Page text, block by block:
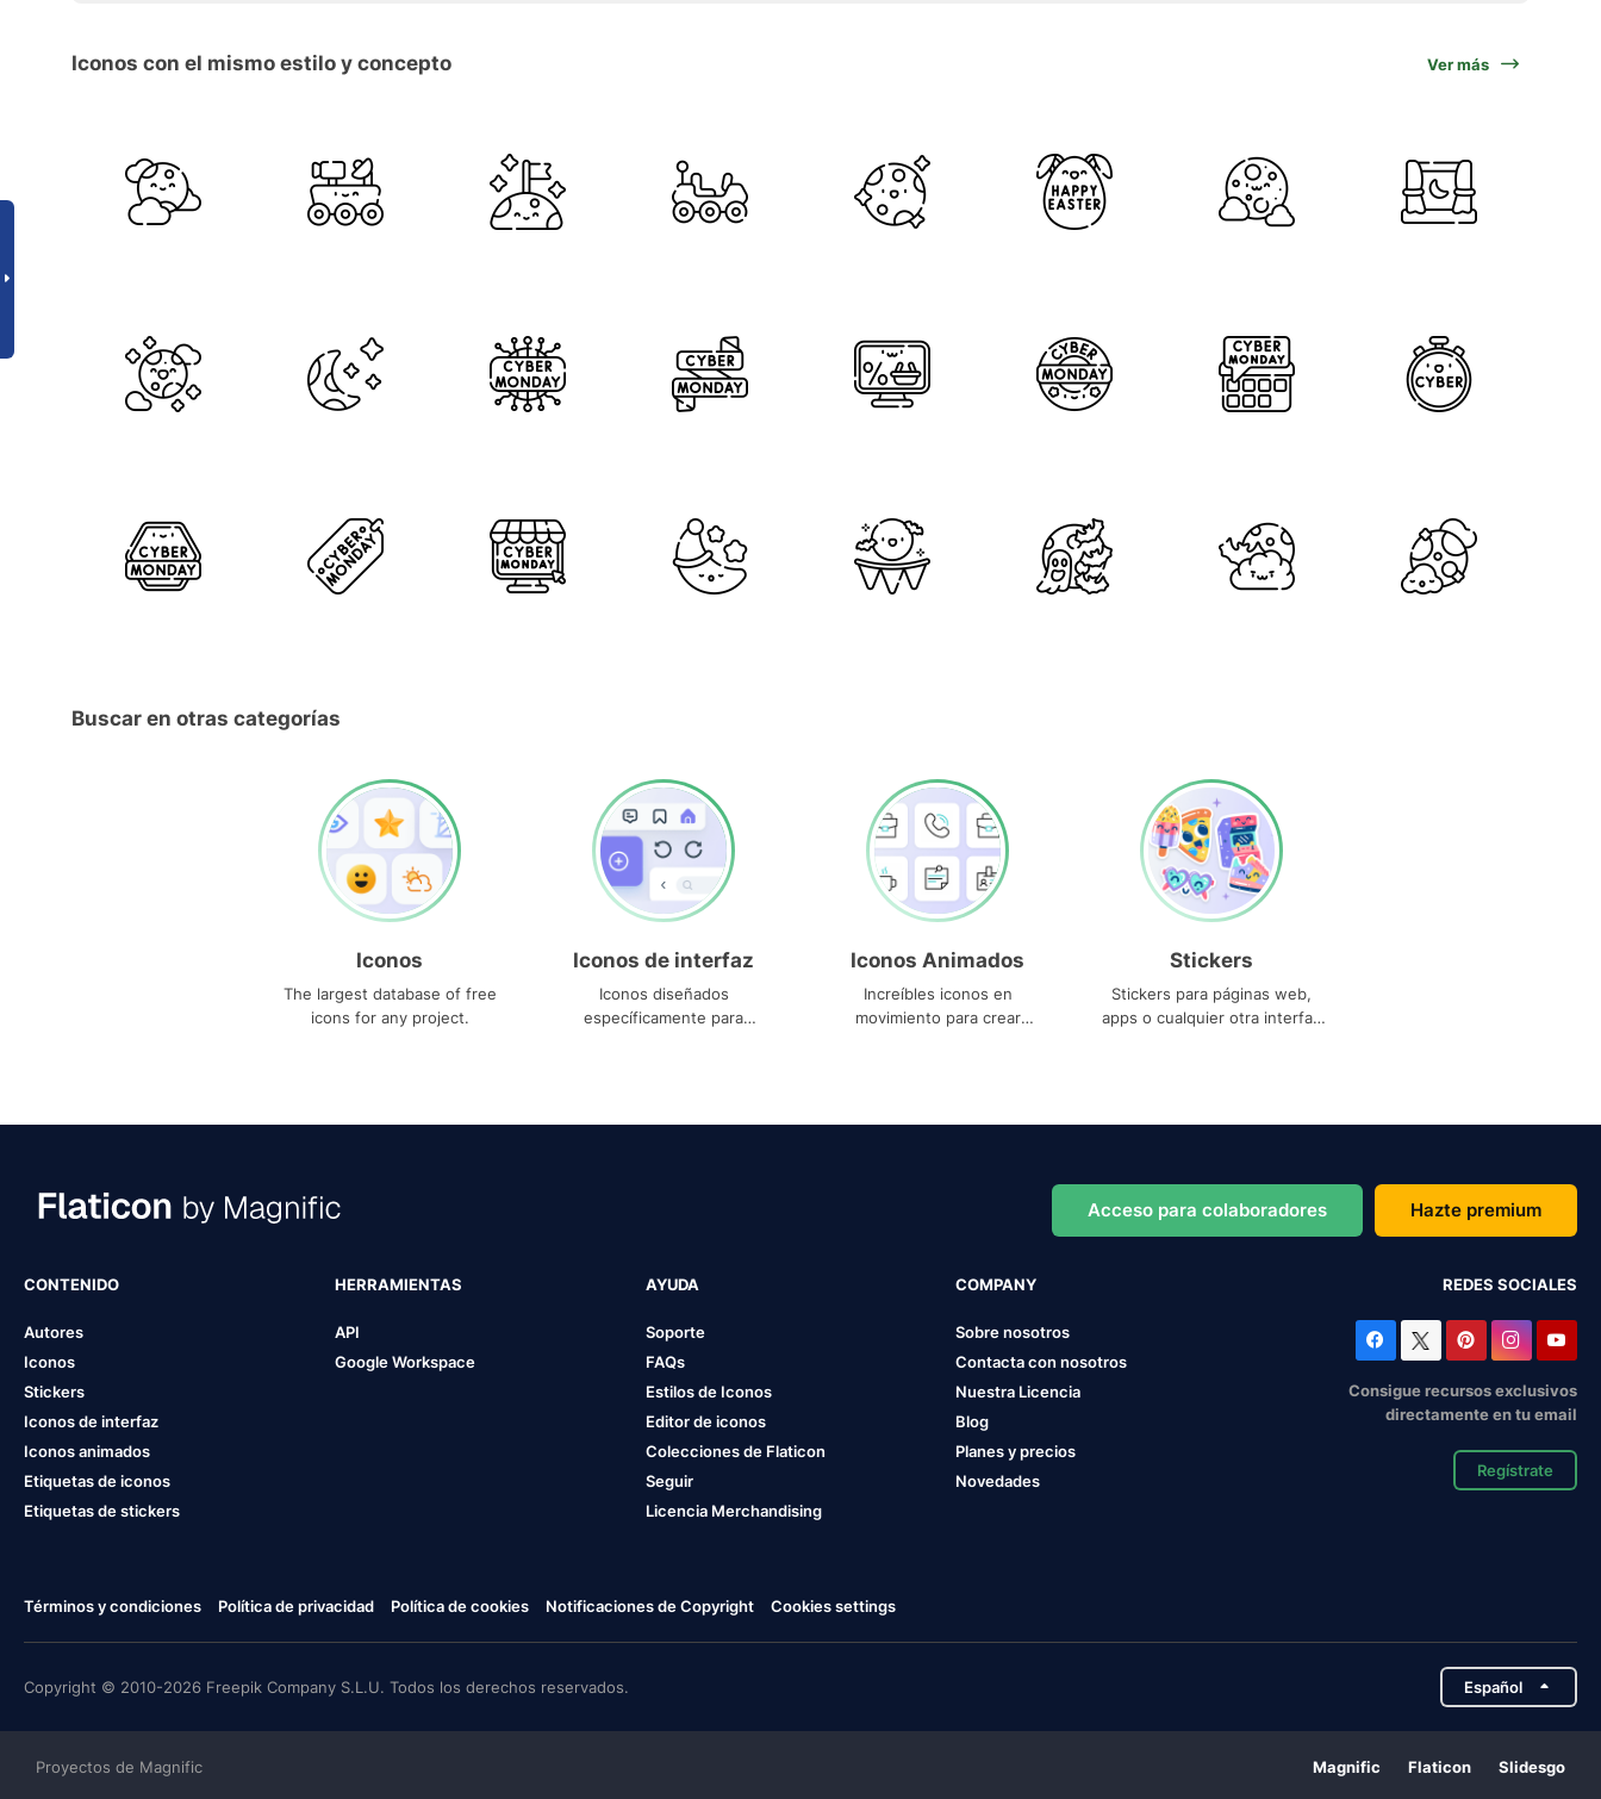
Iconos con el mismo estilo y concepto Ver más
Buscar en otras categorías
Iconos
The largest database of free
icons for any project.
Iconos de interfaz
Iconos diseñados
específicamente para
Iconos Animados
Increíbles iconos en
movimiento para crear
Stickers
Stickers para páginas web,
apps o cualquier otra interfaz
Acceso para colaboradores Hazte premium
CONTENIDO
Autores
Iconos
Stickers
Iconos de interfaz
Iconos animados
Etiquetas de iconos
Etiquetas de stickers
HERRAMIENTAS
API
Google Workspace
AYUDA
Soporte
FAQs
Estilos de Iconos
Editor de iconos
Colecciones de Flaticon
Seguir
Licencia Merchandising
COMPANY
Sobre nosotros
Contacta con nosotros
Nuestra Licencia
Blog
Planes y precios
Novedades
REDES SOCIALES
Consigue recursos exclusivos
directamente en tu email
Regístrate
Términos y condiciones Política de privacidad Política de cookies Notificaciones de Copyright Cookies settings
Copyright © 2010-2026 Freepik Company S.L.U. Todos los derechos reservados. Español
Proyectos de Magnific Magnific Flaticon Slidesgo